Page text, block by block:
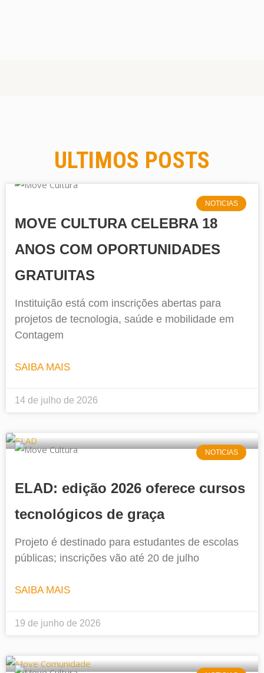
ULTIMOS POSTS
NOTICIAS
MOVE CULTURA CELEBRA 18
ANOS COM OPORTUNIDADES
GRATUITAS
Instituição está com inscrições abertas para
projetos de tecnologia, saúde e mobilidade em
Contagem
SAIBA MAIS
14 de julho de 2026
NOTICIAS
ELAD: edição 2026 oferece cursos
tecnológicos de graça
Projeto é destinado para estudantes de escolas
públicas; inscrições vão até 20 de julho
SAIBA MAIS
19 de junho de 2026